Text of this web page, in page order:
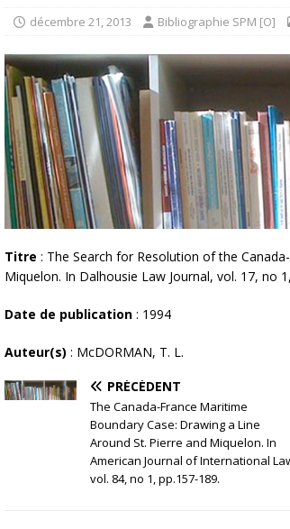
décembre 21, 2013 Bibliographie SPM [O]
Titre : The Search for Resolution of the
Miquelon. In Dalhousie Law Journal, vol. 17, no
Date de publication : 1994
Auteur(s) : McDORMAN, T. L.
PRÉCÉDENT
The Canada-France Maritime
Boundary Case: Drawing a Line
Around St. Pierre and Miquelon. In
American Journal of International
vol. 84, no 1, pp.157-189.